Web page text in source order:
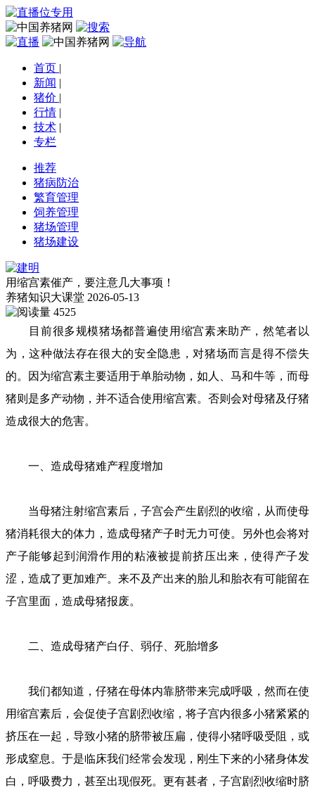
首页 |
新闻 |
猪价 |
行情 |
技术 |
专栏
推荐
猪病防治
繁育管理
饲养管理
猪场管理
猪场建设
用缩宫素催产，要注意几大事项！
养猪知识大课堂 2026-05-13
4525
目前很多规模猪场都普遍使用缩宫素来助产，然笔者以
为，这种做法存在很大的安全隐患，对猪场而言是得不偿失
的。因为缩宫素主要适用于单胎动物，如人、马和牛等，而母
猪则是多产动物，并不适合使用缩宫素。否则会对母猪及仔猪
造成很大的危害。
一、造成母猪难产程度增加
当母猪注射缩宫素后，子宫会产生剧烈的收缩，从而使母
猪消耗很大的体力，造成母猪产子时无力可使。另外也会将对
产子能够起到润滑作用的粘液被提前挤压出来，使得产子发
涩，造成了更加难产。来不及产出来的胎儿和胎衣有可能留在
子宫里面，造成母猪报废。
二、造成母猪产白仔、弱仔、死胎增多
我们都知道，仔猪在母体内靠脐带来完成呼吸，然而在使
用缩宫素后，会促使子宫剧烈收缩，将子宫内很多小猪紧紧的
挤压在一起，导致小猪的脐带被压扁，使得小猪呼吸受阻，或
形成窒息。于是临床我们经常会发现，刚生下来的小猪身体发
白，呼吸费力，甚至出现假死。更有甚者，子宫剧烈收缩时脐